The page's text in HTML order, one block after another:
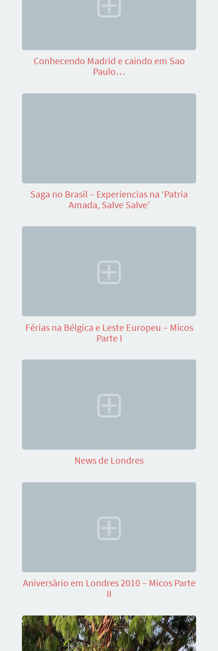
Conhecendo Madrid e caindo em Sao
Paulo…
Saga no Brasil – Experiencias na ‘Patria
Amada, Salve Salve’
Férias na Bélgica e Leste Europeu – Micos
Parte I
News de Londres
Aniversàrio em Londres 2010 – Micos Parte
II